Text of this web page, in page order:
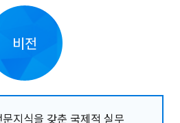
비전
지식을 갖춘 국제적 실무